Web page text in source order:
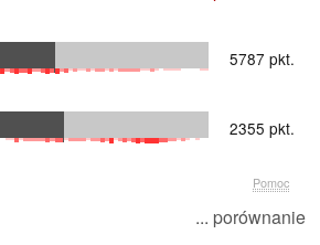
5787 pkt.
2355 pkt.
Pomoc
... porównanie